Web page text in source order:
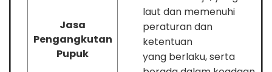
Jasa
Pengangkutan
Pupuk
laut dan memenuhi
peraturan dan
ketentuan
yang berlaku, serta